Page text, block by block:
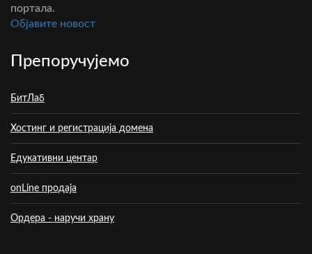
портала.
Oбјавите новост
Препоручујемо
БитЛаб
Хостинг и регистрација домена
Едукативни центар
onLine продаја
Ордера - наручи храну